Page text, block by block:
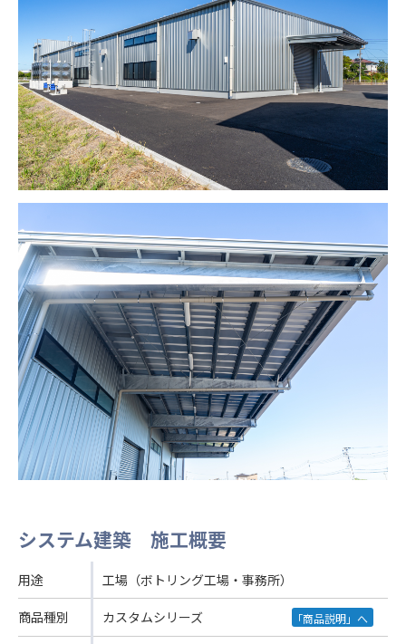
システム建築 施工概要
用途 工場（ボトリング工場・事務所）
商品種別 カスタムシリーズ 「商品説明」へ